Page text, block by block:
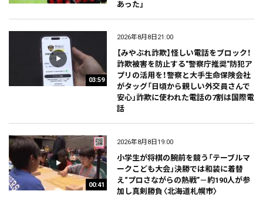
あった」
03:59
2026年8月8日21:00
【みやぶれ詐欺】怪しい電話をブロック！
詐欺被害を防止する"警察庁推奨"防犯ア
プリの活用を！警察と大手生命保険会社
がタッグ「日頃から親しい外交員さんで
安心」詐欺に使われた電話の7割は国際電
話
00:41
2026年8月8日19:00
小学生が将棋の腕前を競う「テーブルマ
ークこども大会」決勝では和装に着替
え“プロさながらの熱戦”－約190人が参
加し真剣勝負〈北海道札幌市〉